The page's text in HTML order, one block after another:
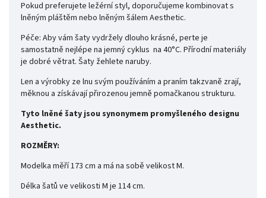
Pokud preferujete ležérní styl, doporučujeme kombinovat s
lněným pláštěm nebo lněným šálem Aesthetic.
Péče: Aby vám šaty vydržely dlouho krásné, perte je
samostatně nejlépe na jemný cyklus na 40°C. Přírodní materiály
je dobré větrat. Šaty žehlete naruby.
Len a výrobky ze lnu svým používáním a praním takzvaně zrají,
měknou a získávají přirozenou jemně pomačkanou strukturu.
Tyto lněné šaty jsou synonymem promyšleného designu
Aesthetic.
ROZMĚRY:
Modelka měří 173 cm a má na sobě velikost M.
Délka šatů ve velikosti M je 114 cm.